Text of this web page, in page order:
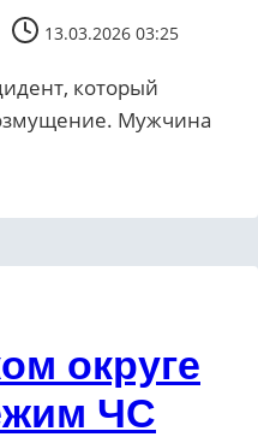
13.03.2026 03:25
который
Мужчина
округе
ЧС